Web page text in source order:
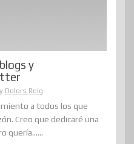
y
Dolors Reig
a todos los que
Creo que dedicaré una
quería......